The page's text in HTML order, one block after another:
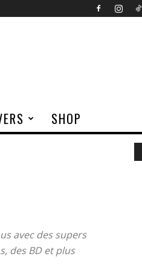
SHOP
avec des supers
des BD et plus